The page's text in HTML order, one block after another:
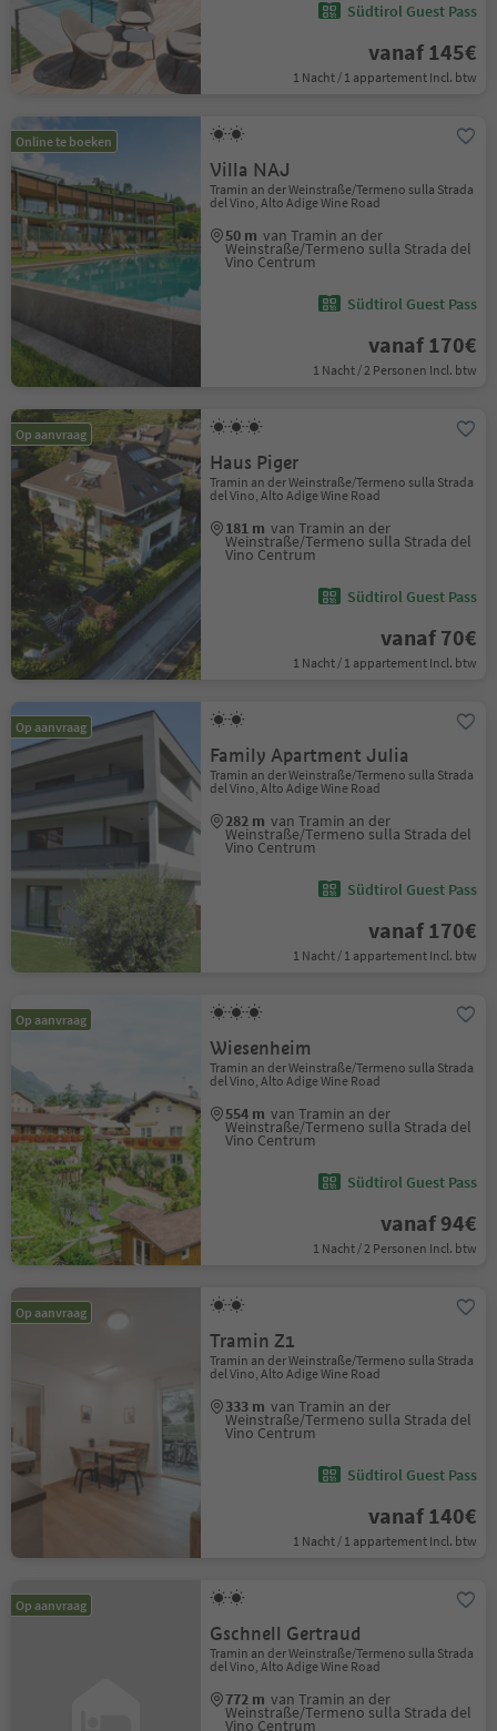
Südtirol Guest Pass
vanaf 145€
1 Nacht / 1 appartement Incl. btw
Online te boeken
Villa NAJ
Tramin an der Weinstraße/Termeno sulla Strada
del Vino, Alto Adige Wine Road
50 m van Tramin an der
Weinstraße/Termeno sulla Strada del
Vino Centrum
Südtirol Guest Pass
vanaf 170€
1 Nacht / 2 Personen Incl. btw
Op aanvraag
Haus Piger
Tramin an der Weinstraße/Termeno sulla Strada
del Vino, Alto Adige Wine Road
181 m van Tramin an der
Weinstraße/Termeno sulla Strada del
Vino Centrum
Südtirol Guest Pass
vanaf 70€
1 Nacht / 1 appartement Incl. btw
Op aanvraag
Family Apartment Julia
Tramin an der Weinstraße/Termeno sulla Strada
del Vino, Alto Adige Wine Road
282 m van Tramin an der
Weinstraße/Termeno sulla Strada del
Vino Centrum
Südtirol Guest Pass
vanaf 170€
1 Nacht / 1 appartement Incl. btw
Op aanvraag
Wiesenheim
Tramin an der Weinstraße/Termeno sulla Strada
del Vino, Alto Adige Wine Road
554 m van Tramin an der
Weinstraße/Termeno sulla Strada del
Vino Centrum
Südtirol Guest Pass
vanaf 94€
1 Nacht / 2 Personen Incl. btw
Op aanvraag
Tramin Z1
Tramin an der Weinstraße/Termeno sulla Strada
del Vino, Alto Adige Wine Road
333 m van Tramin an der
Weinstraße/Termeno sulla Strada del
Vino Centrum
Südtirol Guest Pass
vanaf 140€
1 Nacht / 1 appartement Incl. btw
Op aanvraag
Gschnell Gertraud
Tramin an der Weinstraße/Termeno sulla Strada
del Vino, Alto Adige Wine Road
772 m van Tramin an der
Weinstraße/Termeno sulla Strada del
Vino Centrum